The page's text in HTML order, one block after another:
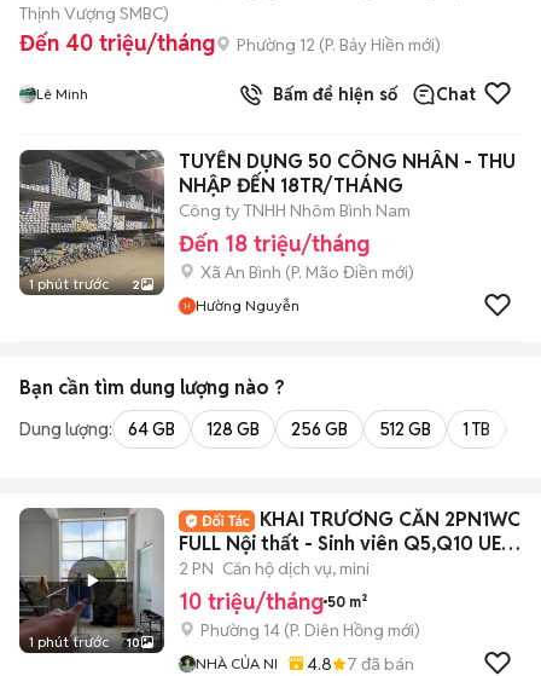
Thịnh Vượng SMBC)
Đến 40 triệu/tháng Phường 12 (P. Bảy Hiền mới)
Lê Minh Bấm để hiện số Chat
1 phút trước 2
TUYỂN DỤNG 50 CÔNG NHÂN - THU
NHẬP ĐẾN 18TR/THÁNG
Công ty TNHH Nhôm Bình Nam
Đến 18 triệu/tháng
Xã An Bình (P. Mão Điền mới)
Hường Nguyễn
Bạn cần tìm dung lượng nào ?
Dung lượng: 64 GB 128 GB 256 GB 512 GB 1 TB
1 phút trước 10
KHAI TRƯƠNG CĂN 2PN1WC
FULL Nội thất - Sinh viên Q5,Q10 UEH,
ĐHYD,...
2 PN Căn hộ dịch vụ, mini
10 triệu/tháng 50 m²
Phường 14 (P. Diên Hồng mới)
NHÀ CỦA NI 4.8 7 đã bán